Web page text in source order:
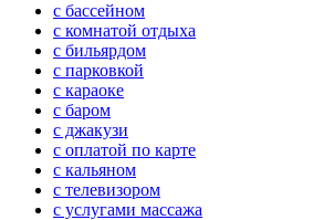
с бассейном
с комнатой отдыха
с бильярдом
с парковкой
с караоке
с баром
с джакузи
с оплатой по карте
с кальяном
с телевизором
с услугами массажа